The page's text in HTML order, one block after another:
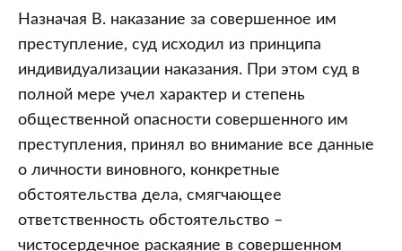
Назначая В. наказание за совершенное им
преступление, суд исходил из принципа
индивидуализации наказания. При этом суд в
полной мере учел характер и степень
общественной опасности совершенного им
преступления, принял во внимание все данные
о личности виновного, конкретные
обстоятельства дела, смягчающее
ответственность обстоятельство –
чистосердечное раскаяние в совершенном